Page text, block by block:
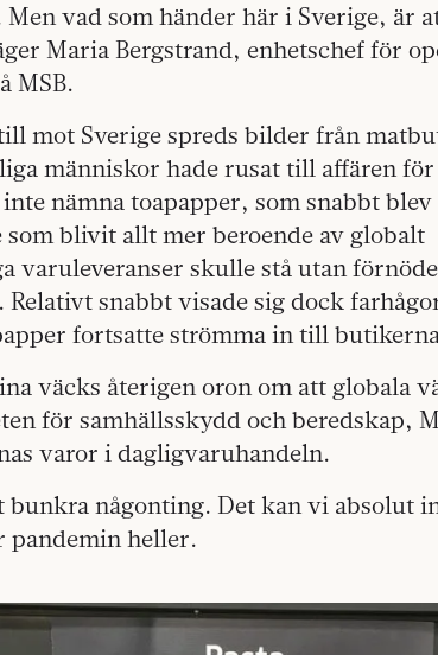
vad som händer här i Sverige, är
Maria Bergstrand, enhetschef för
MSB.
mot Sverige spreds bilder från
människor hade rusat till affären
nämna toapapper, som snabbt
som blivit allt mer beroende av globalt
varuleveranser skulle stå utan
snabbt visade sig dock
fortsatte strömma in till
väcks återigen oron om att globala
för samhällsskydd och beredskap,
varor i dagligvaruhandeln.
bunkra någonting. Det kan vi absolut
pandemin heller.